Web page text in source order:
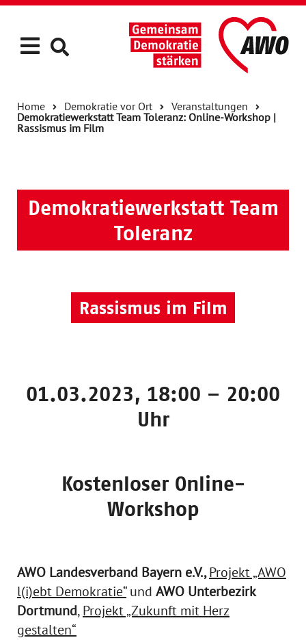
Home Demokratie vor Ort
Veranstaltungen
Demokratiewerkstatt Team Toleranz: Online-Workshop |
Rassismus im Film
Demokratiewerkstatt Team
Toleranz
Rassismus im Film
01.03.2023, 18:00 – 20:00
Uhr
Kostenloser Online-
Workshop
AWO Landesverband Bayern e.V.,Projekt „AWO
l(i)ebt Demokratie“und AWO Unterbezirk
Dortmund,Projekt „Zukunft mit Herz
gestalten“